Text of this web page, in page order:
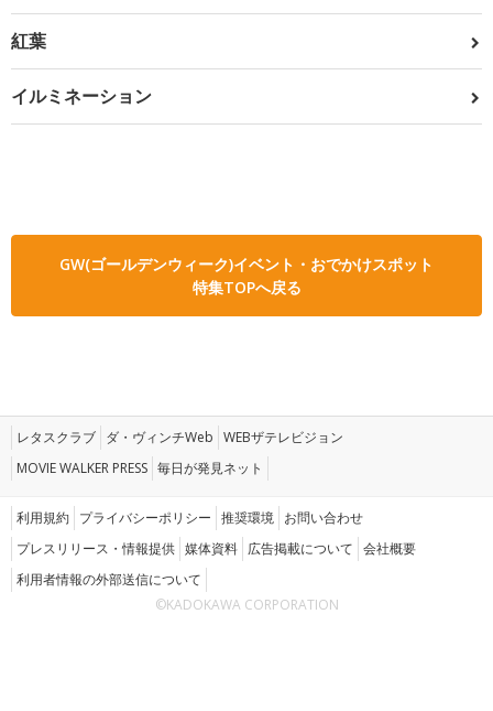
紅葉
イルミネーション
GW(ゴールデンウィーク)イベント・おでかけスポット
特集TOPへ戻る
レタスクラブ ダ・ヴィンチWeb WEBザテレビジョン
MOVIE WALKER PRESS 毎日が発見ネット
利用規約 プライバシーポリシー 推奨環境 お問い合わせ
プレスリリース・情報提供 媒体資料 広告掲載について 会社概要
利用者情報の外部送信について
©KADOKAWA CORPORATION